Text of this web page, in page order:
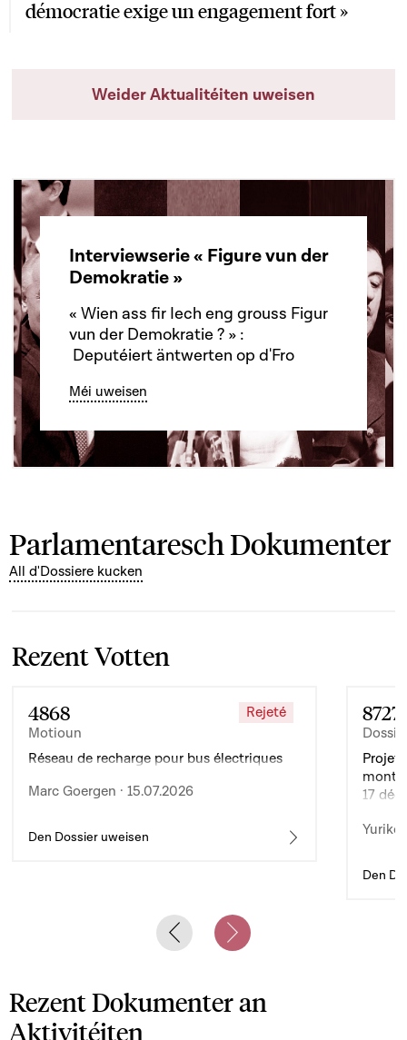
démocratie exige un engagement fort »
Weider Aktualitéiten uweisen
Interviewserie « Figure vun der
Demokratie »
« Wien ass fir Iech eng grouss Figur
vun der Demokratie ? » :
Deputéiert äntwerten op d'Fro
Méi uweisen
Parlamentaresch Dokumenter
All d'Dossiere kucken
Rezent Votten
4868
Motioun
Rejeté
Réseau de recharge pour bus électriques
Marc Goergen · 15.07.2026
Den Dossier uweisen
8727
Projet
17
Yuriko
Den
Previous slideNext slide
Rezent Dokumenter an
Aktivitéiten